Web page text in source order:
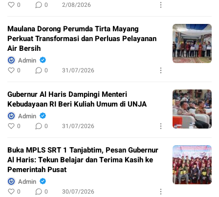
0 0 2/08/2026
Maulana Dorong Perumda Tirta Mayang
Perkuat Transformasi dan Perluas Pelayanan
Air Bersih
Admin
0 0 31/07/2026
Gubernur Al Haris Dampingi Menteri
Kebudayaan RI Beri Kuliah Umum di UNJA
Admin
0 0 31/07/2026
Buka MPLS SRT 1 Tanjabtim, Pesan Gubernur
Al Haris: Tekun Belajar dan Terima Kasih ke
Pemerintah Pusat
Admin
0 0 30/07/2026